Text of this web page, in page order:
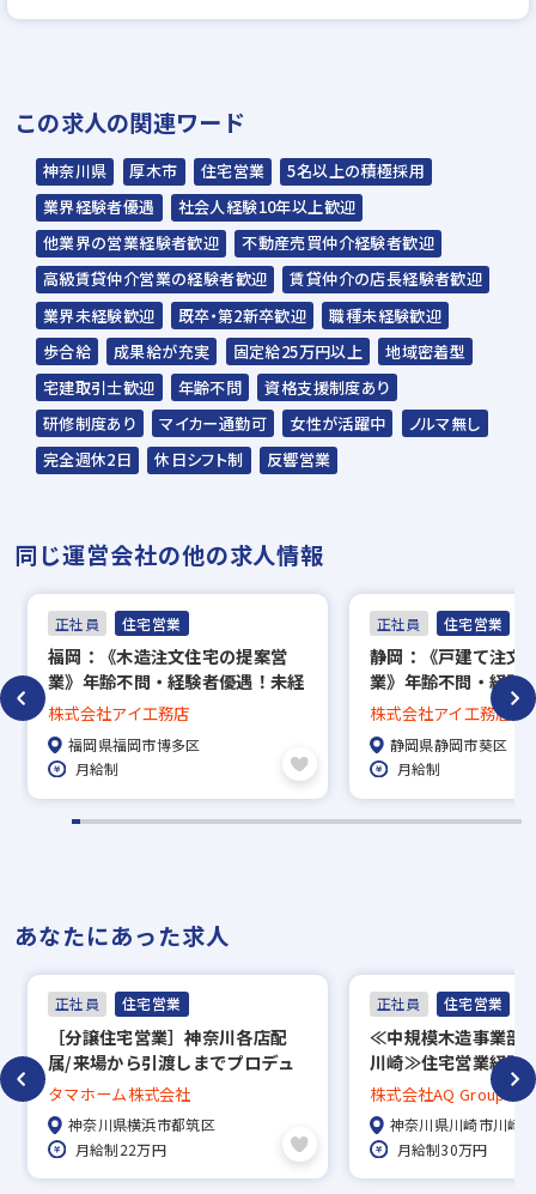
基本的にはお電話でのご面談となります。
※説明選考会は代行業者であるスラッシュ株
式会社が行います※
スラッシュ株式会社からのご連絡をお待ち
ください。
ご連絡までに7日程度いただく場合があり
ます。予めご了承ください。
担当：スラッシュ株式会社
住所：東京都港区赤坂2-15-16 赤坂ふく
源ビル7F
【一次面接】（現地責任者）
筆記テスト＋適正検査（性格診断）あり
▼
【最終面接】（役員）
▼
内定
※入社時期は相談に応じます。現在、在職中
この求人の関連ワード
神奈川県 厚木市 住宅営業
5名以上の積極採用
業界経験者優遇
社会人経験10年以上歓迎
他業界の営業経験者歓迎
不動産売買仲介経験者歓迎
高級賃貸仲介営業の経験者歓迎
賃貸仲介の店長経験者歓迎
業界未経験歓迎
既卒・第2新卒歓迎
職種未経験歓迎
歩合給
成果給が充実 固定給25万円以上
地域密着型
宅建取引士歓迎
年齢不問
資格支援制度あり
研修制度あり
マイカー通勤可 女性が活躍中
ノルマ無し
完全週休2日
休日シフト制 反響営業
同じ運営会社の他の求人情報
正社員 住宅営業
福岡：《木造注文住宅の提案営
業》年齢不問・経験者優遇！未経
験者はポテンシャル重視の採用◎
株式会社アイ工務店
福岡県福岡市博多区
月給制
正社員 住宅営業
静岡：《戸建て注文
業》年齢不問・経験
験者はポテンシャル
株式会社アイ工務店
静岡県静岡市葵区
月給制
あなたにあった求人
正社員 住宅営業
［分譲住宅営業］神奈川各店配
属/来場から引渡しまでプロデュ
ース！/手当充実！安定の上場企
業◎
タマホーム株式会社
神奈川県横浜市都筑区
月給制22万円
正社員 住宅営業
≪中規模木造事業部
川崎≫住宅営業経験
利厚生充実◎
株式会社AQ Group（
ム）神奈川県川崎市川崎区
月給制30万円